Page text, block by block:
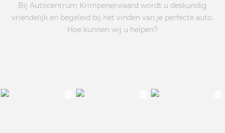
Bij Autocentrum Krimpenerwaard wordt u deskundig
vriendelijk en begeleid bij het vinden van je perfecte auto.
Hoe kunnen wij u helpen?